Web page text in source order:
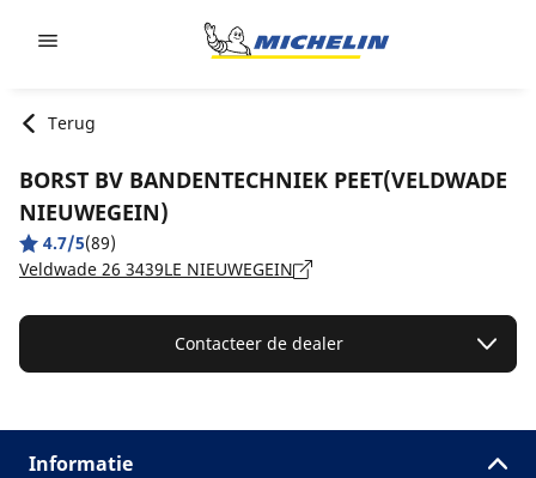
Terug
BORST BV BANDENTECHNIEK PEET(VELDWADE
NIEUWEGEIN)
4.7/5(89)
Veldwade 26 3439LE NIEUWEGEIN
Contacteer de dealer
Informatie